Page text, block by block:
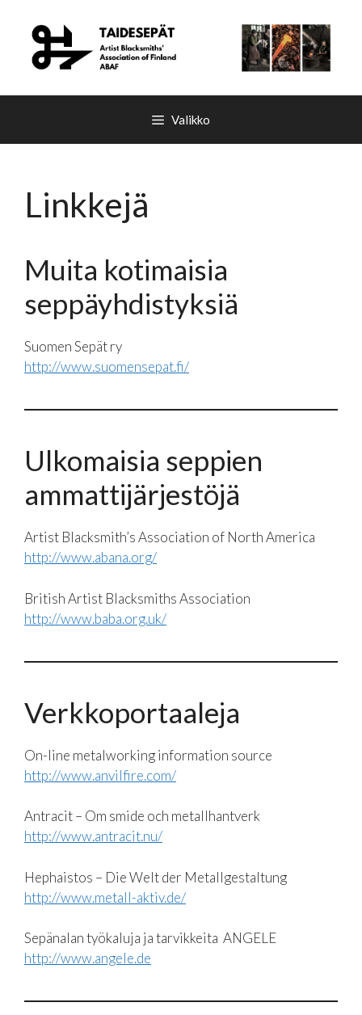
sisältöön
Valikko
Linkkejä
Muita kotimaisia
seppäyhdistyksiä
Suomen Sepät ry
http://www.suomensepat.fi/
Ulkomaisia seppien
ammattijärjestöjä
Artist Blacksmith’s Association of North America
http://www.abana.org/
British Artist Blacksmiths Association
http://www.baba.org.uk/
Verkkoportaaleja
On-line metalworking information source
http://www.anvilfire.com/
Antracit – Om smide och metallhantverk
http://www.antracit.nu/
Hephaistos – Die Welt der Metallgestaltung
http://www.metall-aktiv.de/
Sepänalan työkaluja ja tarvikkeita ANGELE
http://www.angele.de